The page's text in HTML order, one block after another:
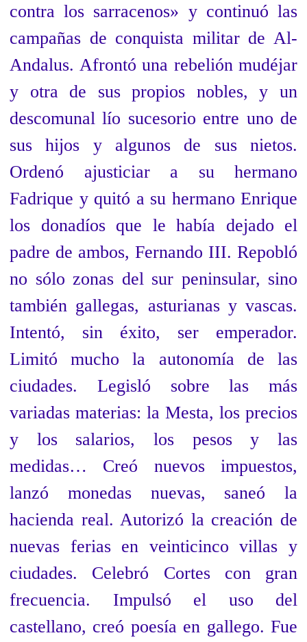
contra los sarracenos» y continuó las
campañas de conquista militar de Al-
Andalus. Afrontó una rebelión mudéjar
y otra de sus propios nobles, y un
descomunal lío sucesorio entre uno de
sus hijos y algunos de sus nietos.
Ordenó ajusticiar a su hermano
Fadrique y quitó a su hermano Enrique
los donadíos que le había dejado el
padre de ambos, Fernando III. Repobló
no sólo zonas del sur peninsular, sino
también gallegas, asturianas y vascas.
Intentó, sin éxito, ser emperador.
Limitó mucho la autonomía de las
ciudades. Legisló sobre las más
variadas materias: la Mesta, los precios
y los salarios, los pesos y las
medidas… Creó nuevos impuestos,
lanzó monedas nuevas, saneó la
hacienda real. Autorizó la creación de
nuevas ferias en veinticinco villas y
ciudades. Celebró Cortes con gran
frecuencia. Impulsó el uso del
castellano, creó poesía en gallego. Fue